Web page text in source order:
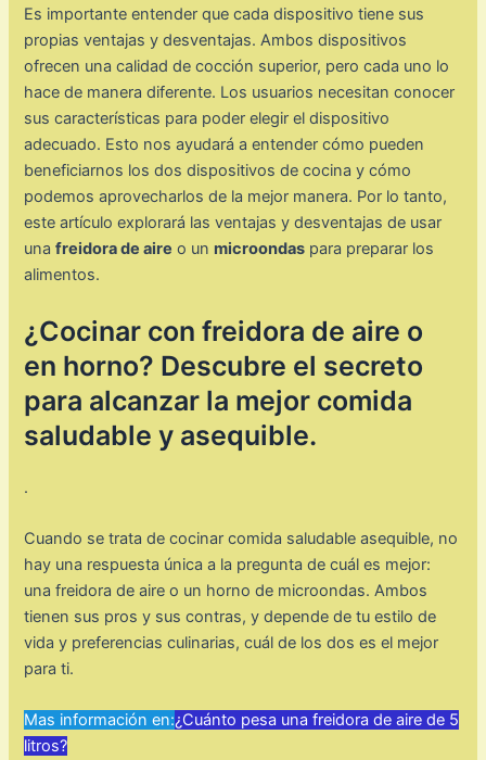
Es importante entender que cada dispositivo tiene sus
propias ventajas y desventajas. Ambos dispositivos
ofrecen una calidad de cocción superior, pero cada uno lo
hace de manera diferente. Los usuarios necesitan conocer
sus características para poder elegir el dispositivo
adecuado. Esto nos ayudará a entender cómo pueden
beneficiarnos los dos dispositivos de cocina y cómo
podemos aprovecharlos de la mejor manera. Por lo tanto,
este artículo explorará las ventajas y desventajas de usar
unafreidora de aire o un microondas para preparar los
alimentos.
¿Cocinar con freidora de aire o
en horno? Descubre el secreto
para alcanzar la mejor comida
saludable y asequible.
.
Cuando se trata de cocinar comida saludable asequible, no
hay una respuesta única a la pregunta de cuál es mejor:
una freidora de aire o un horno de microondas. Ambos
tienen sus pros y sus contras, y depende de tu estilo de
vida y preferencias culinarias, cuál de los dos es el mejor
para ti.
Mas información en:¿Cuánto pesa una freidora de aire de 5
litros?